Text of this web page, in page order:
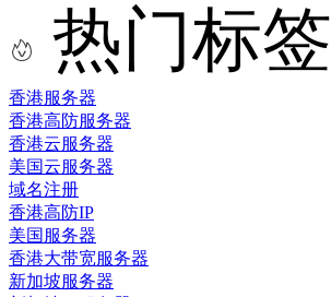
热门标签
香港服务器
香港高防服务器
香港云服务器
美国云服务器
域名注册
香港高防IP
美国服务器
香港大带宽服务器
新加坡服务器